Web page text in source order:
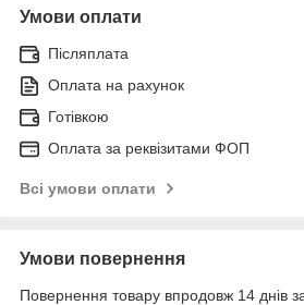
Умови оплати
Післяплата
Оплата на рахунок
Готівкою
Оплата за реквізитами ФОП
Всі умови оплати
Умови повернення
Повернення товару впродовж 14 днів